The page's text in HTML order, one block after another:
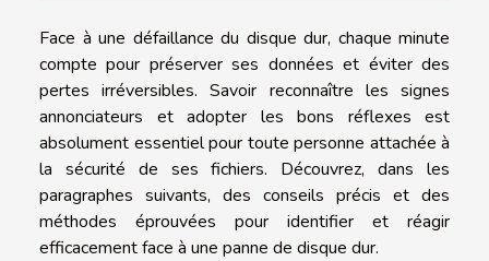
Face à une défaillance du disque dur, chaque minute
compte pour préserver ses données et éviter des
pertes irréversibles. Savoir reconnaître les signes
annonciateurs et adopter les bons réflexes est
absolument essentiel pour toute personne attachée à
la sécurité de ses fichiers. Découvrez, dans les
paragraphes suivants, des conseils précis et des
méthodes éprouvées pour identifier et réagir
efficacement face à une panne de disque dur.